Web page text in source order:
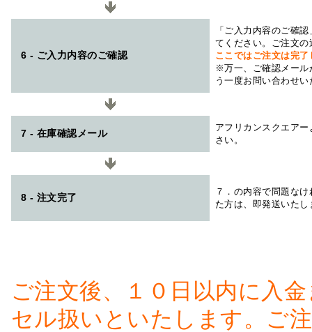
6 - ご入力内容のご確認
「ご入力内容のご確
てください。ご注文
ここではご注文は完
※万一、ご確認メール
う一度お問い合わせ
7 - 在庫確認メール
アフリカンスクエアー
さい。
8 - 注文完了
７．の内容で問題な
た方は、即発送いたし
ご注文後、１０日以内に入
セル扱いといたします。ご